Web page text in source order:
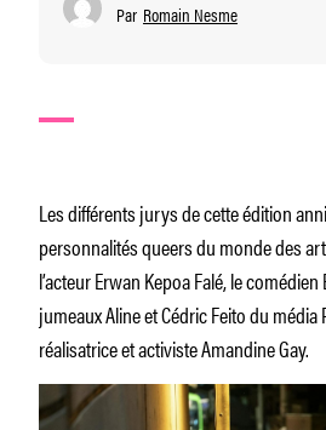
Par Romain Nesme
Les différents jurys de cette édition
personnalités queers du monde des
l’acteur Erwan Kepoa Falé, le
jumeaux Aline et Cédric Feito du
réalisatrice et activiste Amandine Gay.